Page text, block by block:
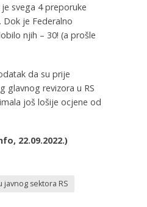
svega 4 preporuke
Dok je Federalno
njih – 30! (a prošle
da su prije
glavnog revizora u RS
još lošije ocjene od
22.09.2022.)
javnog sektora RS